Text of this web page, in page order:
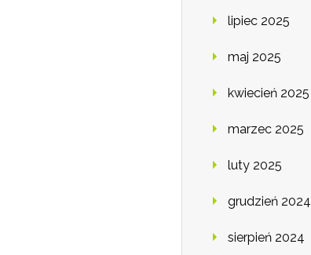
lipiec 2025
maj 2025
kwiecień 2025
marzec 2025
luty 2025
grudzień 2024
sierpień 2024